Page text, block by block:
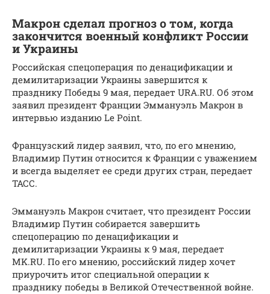
Макрон сделал прогноз о том, когда
закончится военный конфликт России
и Украины
Российская спецоперация по денацификации и
демилитаризации Украины завершится к
празднику Победы 9 мая, передает URA.RU. Об этом
заявил президент Франции Эммануэль Макрон в
интервью изданию Le Point.
Французский лидер заявил, что, по его мнению,
Владимир Путин относится к Франции с уважением
и всегда выделяет ее среди других стран, передает
ТАСС.
Эммануэль Макрон считает, что президент России
Владимир Путин собирается завершить
спецоперацию по денацификации и
демилитаризации Украины к 9 мая, передает
MK.RU. По его мнению, российский лидер хочет
приурочить итог специальной операции к
празднику победы в Великой Отечественной войне.